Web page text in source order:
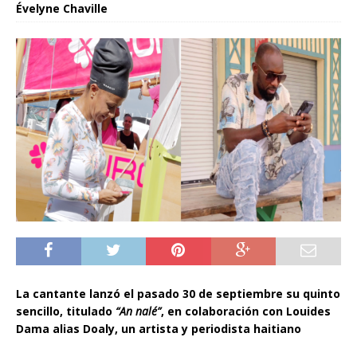
Évelyne Chaville
La cantante lanzó el pasado 30 de septiembre su quinto
sencillo, titulado “An nalé”, en colaboración con Louides
Dama alias Doaly, un artista y periodista haitiano